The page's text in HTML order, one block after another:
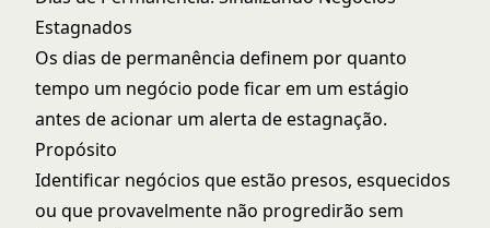
Estagnados
Os dias de permanência definem por quanto
tempo um negócio pode ficar em um estágio
antes de acionar um alerta de estagnação.
Propósito
Identificar negócios que estão presos, esquecidos
ou que provavelmente não progredirão sem